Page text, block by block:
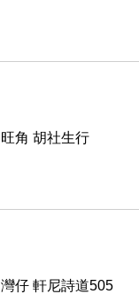
旺角 胡社生行
灣仔 軒尼詩道505